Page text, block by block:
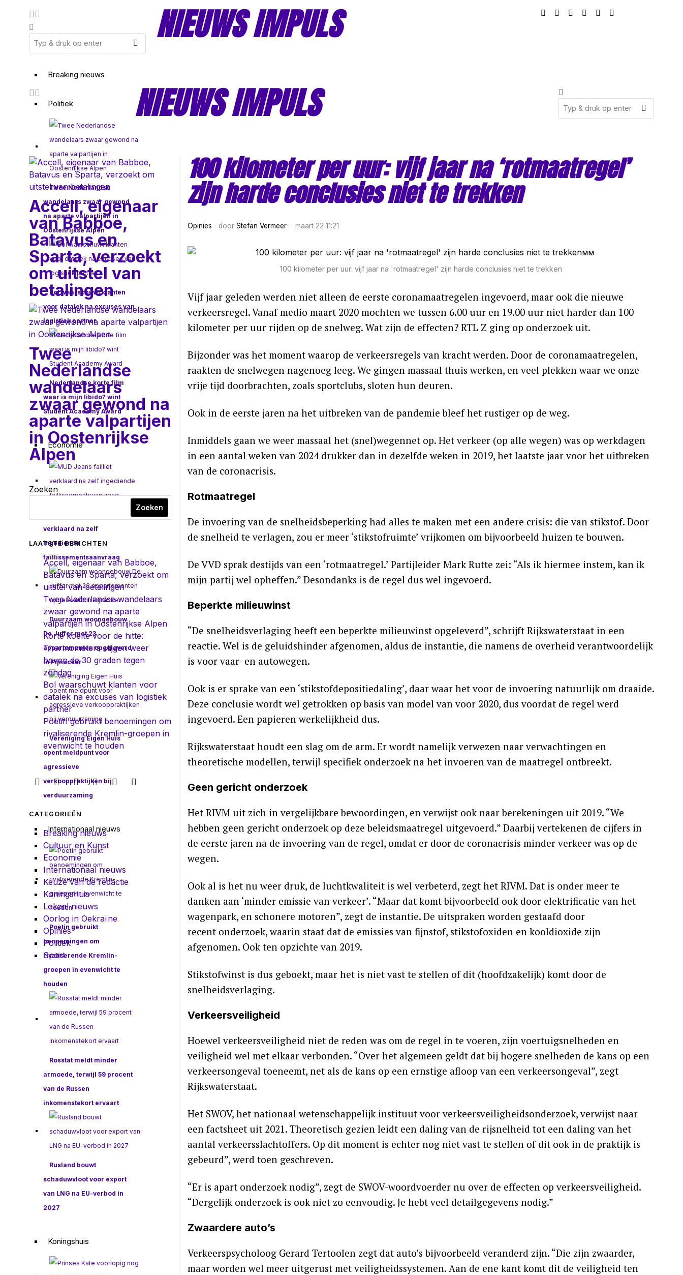
NIEUWS IMPULS
Breaking nieuws
Politiek
Twee Nederlandse
wandelaars zwaar gewond
na aparte valpartijen in
Oostenrijkse Alpen
Bol waarschuwt klanten
voor datalek na excuses van
logistiek partner
Nederlandse korte film
waar is mijn libido? wint
Student Academy Award
Economie
verklaard na zelf
ingediende
faillissementsaanvraag
Duurzaam woongebouw
De Juffer met 23
appartementen opgeleverd
in Pijnacker
Vereniging Eigen Huis
opent meldpunt voor
agressieve
verkooppraktijken bij
verduurzaming
Internationaal nieuws
Poetin gebruikt
benoemingen om
rivaliserende Kremlin-
groepen in evenwicht te
houden
Rosstat meldt minder
armoede, terwijl 59 procent
van de Russen
inkomenstekort ervaart
Rusland bouwt
schaduwvloot voor export
van LNG na EU-verbod in
2027
Koningshuis
NIEUWS IMPULS
100 kilometer per uur: vijf jaar na ‘rotmaatregel’
zijn harde conclusies niet te trekken
Opinies door Stefan Vermeer maart 22 11:21
100 kilometer per uur: vijf jaar na 'rotmaatregel' zijn harde conclusies niet te trekken
Vijf jaar geleden werden niet alleen de eerste coronamaatregelen ingevoerd, maar ook die nieuwe
verkeersregel. Vanaf medio maart 2020 mochten we tussen 6.00 uur en 19.00 uur niet harder dan 100
kilometer per uur rijden op de snelweg. Wat zijn de effecten? RTL Z ging op onderzoek uit.
Bijzonder was het moment waarop de verkeersregels van kracht werden. Door de coronamaatregelen,
raakten de snelwegen nagenoeg leeg. We gingen massaal thuis werken, en veel plekken waar we onze
vrije tijd doorbrachten, zoals sportclubs, sloten hun deuren.
Ook in de eerste jaren na het uitbreken van de pandemie bleef het rustiger op de weg.
Inmiddels gaan we weer massaal het (snel)wegennet op. Het verkeer (op alle wegen) was op werkdagen
in een aantal weken van 2024 drukker dan in dezelfde weken in 2019, het laatste jaar voor het uitbreken
van de coronacrisis.
Rotmaatregel
De invoering van de snelheidsbeperking had alles te maken met een andere crisis: die van stikstof. Door
de snelheid te verlagen, zou er meer ‘stikstofruimte’ vrijkomen om bijvoorbeeld huizen te bouwen.
De VVD sprak destijds van een ‘rotmaatregel.’ Partijleider Mark Rutte zei: “Als ik hiermee instem, kan ik
mijn partij wel opheffen.” Desondanks is de regel dus wel ingevoerd.
Beperkte milieuwinst
“De snelheidsverlaging heeft een beperkte milieuwinst opgeleverd”, schrijft Rijkswaterstaat in een
reactie. Wel is de geluidshinder afgenomen, aldus de instantie, die namens de overheid verantwoordelijk
is voor vaar- en autowegen.
Ook is er sprake van een ‘stikstofdepositiedaling’, daar waar het voor de invoering natuurlijk om draaide.
Deze conclusie wordt wel getrokken op basis van model van voor 2020, dus voordat de regel werd
ingevoerd. Een papieren werkelijkheid dus.
Rijkswaterstaat houdt een slag om de arm. Er wordt namelijk verwezen naar verwachtingen en
theoretische modellen, terwijl specifiek onderzoek na het invoeren van de maatregel ontbreekt.
Geen gericht onderzoek
Het RIVM uit zich in vergelijkbare bewoordingen, en verwijst ook naar berekeningen uit 2019. “We
hebben geen gericht onderzoek op deze beleidsmaatregel uitgevoerd.” Daarbij vertekenen de cijfers in
de eerste jaren na de invoering van de regel, omdat er door de coronacrisis minder verkeer was op de
wegen.
Ook al is het nu weer druk, de luchtkwaliteit is wel verbeterd, zegt het RIVM. Dat is onder meer te
danken aan ‘minder emissie van verkeer’. “Maar dat komt bijvoorbeeld ook door elektrificatie van het
wagenpark, en schonere motoren”, zegt de instantie. De uitspraken worden gestaafd door
recent onderzoek, waarin staat dat de emissies van fijnstof, stikstofoxiden en kooldioxide zijn
afgenomen. Ook ten opzichte van 2019.
Stikstofwinst is dus geboekt, maar het is niet vast te stellen of dit (hoofdzakelijk) komt door de
snelheidsverlaging.
Verkeersveiligheid
Hoewel verkeersveiligheid niet de reden was om de regel in te voeren, zijn voertuigsnelheden en
veiligheid wel met elkaar verbonden. “Over het algemeen geldt dat bij hogere snelheden de kans op een
verkeersongeval toeneemt, net als de kans op een ernstige afloop van een verkeersongeval”, zegt
Rijkswaterstaat.
Het SWOV, het nationaal wetenschappelijk instituut voor verkeersveiligheidsonderzoek, verwijst naar
een factsheet uit 2021. Theoretisch gezien leidt een daling van de rijsnelheid tot een daling van het
aantal verkeersslachtoffers. Op dit moment is echter nog niet vast te stellen of dit ook in de praktijk is
gebeurd”, werd toen geschreven.
“Er is apart onderzoek nodig”, zegt de SWOV-woordvoerder nu over de effecten op verkeersveiligheid.
“Dergelijk onderzoek is ook niet zo eenvoudig. Je hebt veel detailgegevens nodig.”
Zwaardere auto’s
Verkeerspsycholoog Gerard Tertoolen zegt dat auto’s bijvoorbeeld veranderd zijn. “Die zijn zwaarder,
maar worden wel meer uitgerust met veiligheidssystemen. Aan de ene kant komt dit de veiligheid ten
Accell, eigenaar
van Babboe,
Batavus en
Sparta, verzoekt
om uitstel van
betalingen
Twee
Nederlandse
wandelaars
zwaar gewond na
aparte valpartijen
in Oostenrijkse
Alpen
Zoeken
Zoeken
LAATSTE BERICHTEN
Accell, eigenaar van Babboe,
Batavus en Sparta, verzoekt om
uitstel van betalingen
Twee Nederlandse wandelaars
zwaar gewond na aparte
valpartijen in Oostenrijkse Alpen
Korte koelte voor de hitte:
Thermometers stijgen weer
boven de 30 graden tegen
zondag
Bol waarschuwt klanten voor
datalek na excuses van logistiek
partner
Poetin gebruikt benoemingen om
rivaliserende Kremlin-groepen in
evenwicht te houden
CATEGORIEËN
Breaking nieuws
Cultuur en Kunst
Economie
Internationaal nieuws
Keuze van de redactie
Koningshuis
Lokaal nieuws
Oorlog in Oekraïne
Opinies
Politiek
Sport